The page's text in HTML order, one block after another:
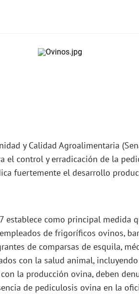
y Calidad Agroalimentaria
el control y erradicación de la
fuertemente el desarrollo
establece como principal medida
de frigoríficos ovinos,
de comparsas de esquila,
con la salud animal,
la producción ovina, deben
de pediculosis ovina en la